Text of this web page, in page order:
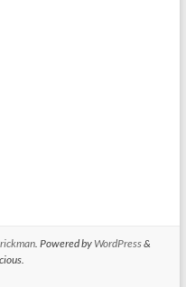
. Powered by WordPress&